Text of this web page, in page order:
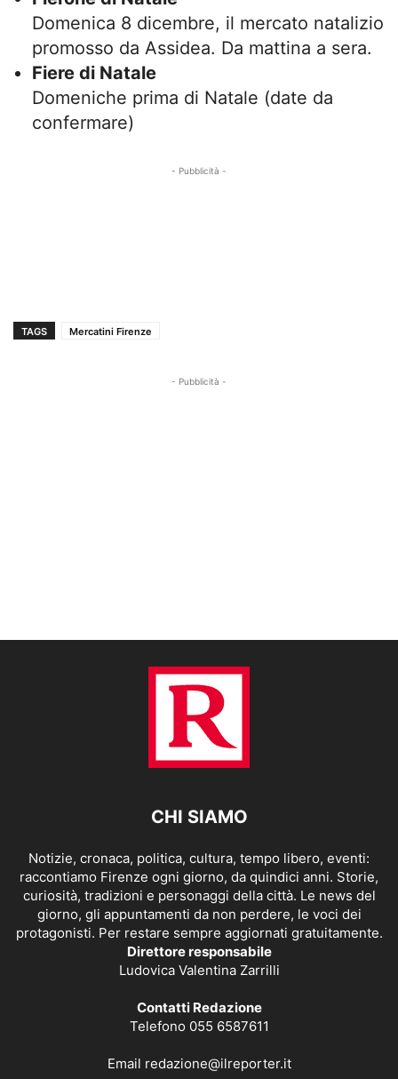
Domenica 8 dicembre, il mercato natalizio
promosso da Assidea. Da mattina a sera.
Fiere di Natale
Domeniche prima di Natale (date da
confermare)
- Pubblicità -
TAGS Mercatini Firenze
- Pubblicità -
CHI SIAMO
Notizie, cronaca, politica, cultura, tempo libero, eventi:
raccontiamo Firenze ogni giorno, da quindici anni. Storie,
curiosità, tradizioni e personaggi della città. Le news del
giorno, gli appuntamenti da non perdere, le voci dei
protagonisti. Per restare sempre aggiornati gratuitamente.
Direttore responsabile
Ludovica Valentina Zarrilli
Contatti Redazione
Telefono 055 6587611
Email redazione@ilreporter.it